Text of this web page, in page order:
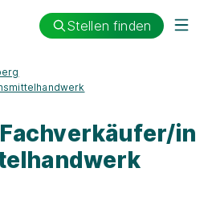
Stellen finden
in